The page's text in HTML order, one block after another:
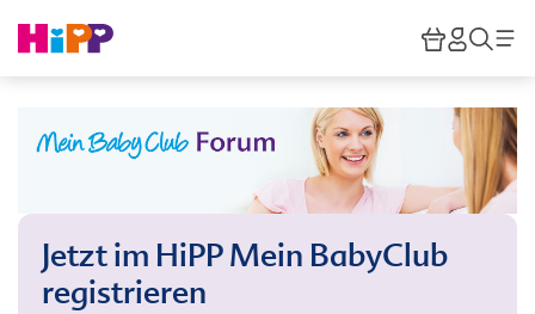
HiPP
Jetzt im HiPP Mein BabyClub
registrieren